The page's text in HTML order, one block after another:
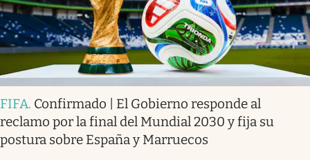
FIFA. Confirmado | El Gobierno responde al
reclamo por la final del Mundial 2030 y fija su
postura sobre España y Marruecos